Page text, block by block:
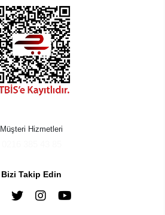
Müşteri Hizmetleri
Bizi Takip Edin